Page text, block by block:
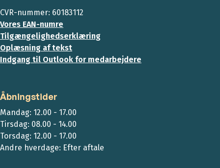
CVR-nummer: 60183112
Vores EAN-numre
Tilgængelighedserklæring
Oplæsning af tekst
Indgang til Outlook for medarbejdere
Åbningstider
Mandag: 12.00 - 17.00
Tirsdag: 08.00 - 14.00
Torsdag: 12.00 - 17.00
Andre hverdage: Efter aftale